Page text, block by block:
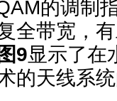
的调制
全带宽，
图9显示了在
的天线系